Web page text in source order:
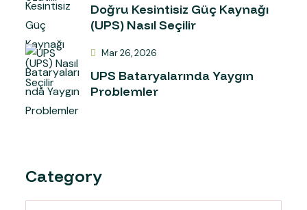
Doğru Kesintisiz Güç Kaynağı
(UPS) Nasıl Seçilir
Mar 26, 2026
UPS Bataryalarında Yaygın
Problemler
Category